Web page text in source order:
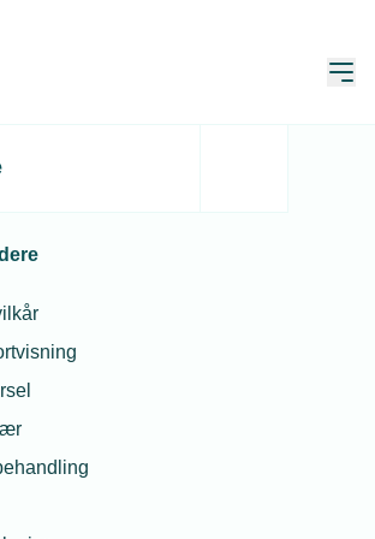
kan fejre
blev Erik Marcussen færdig som
anledning afholdes der
fredag den 10. oktober fra kl. 14